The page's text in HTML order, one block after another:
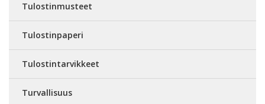
Tulostinmusteet
Tulostinpaperi
Tulostintarvikkeet
Turvallisuus